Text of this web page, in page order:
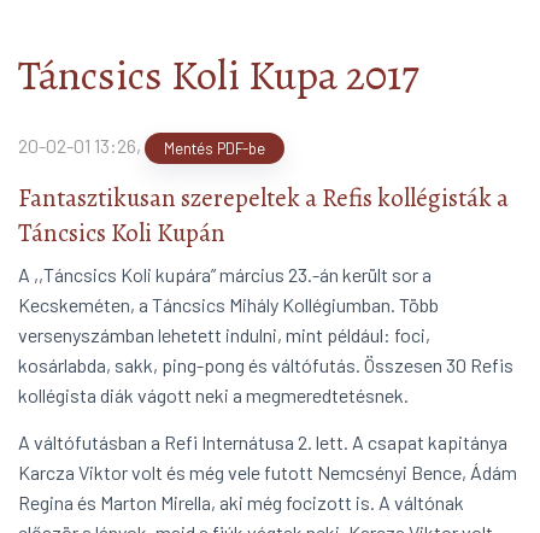
Táncsics Koli Kupa 2017
20-02-01 13:26, Mentés PDF-be
Fantasztikusan szerepeltek a Refis kollégisták a
Táncsics Koli Kupán
A ,,Táncsics Koli kupára” március 23.-án került sor a
Kecskeméten, a Táncsics Mihály Kollégiumban. Több
versenyszámban lehetett indulni, mint például: foci,
kosárlabda, sakk, ping-pong és váltófutás. Összesen 30 Refis
kollégista diák vágott neki a megmeredtetésnek.
A váltófutásban a Refi Internátusa 2. lett. A csapat kapitánya
Karcza Viktor volt és még vele futott Nemcsényi Bence, Ádám
Regina és Marton Mirella, aki még focizott is. A váltónak